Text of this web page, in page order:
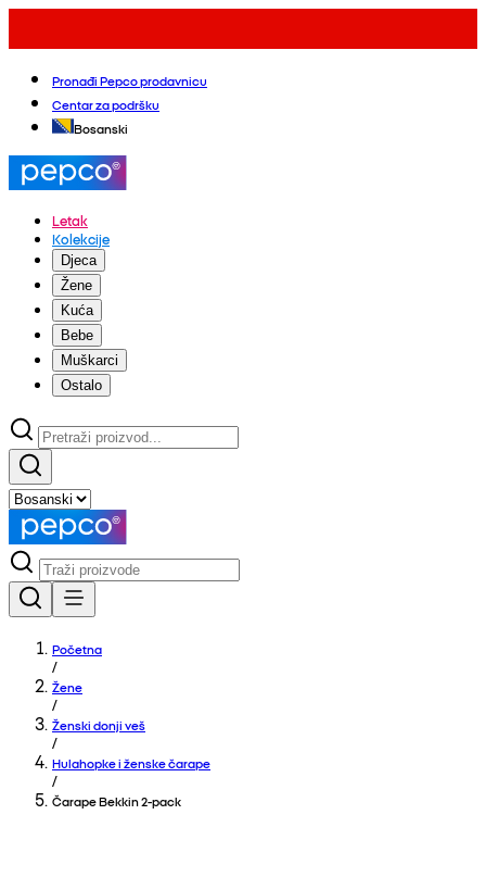
Pronađi Pepco prodavnicu
Centar za podršku
Bosanski
Letak
Kolekcije
Djeca
Žene
Kuća
Bebe
Muškarci
Ostalo
Početna
/
Žene
/
Ženski donji veš
/
Hulahopke i ženske čarape
/
Čarape Bekkin 2-pack